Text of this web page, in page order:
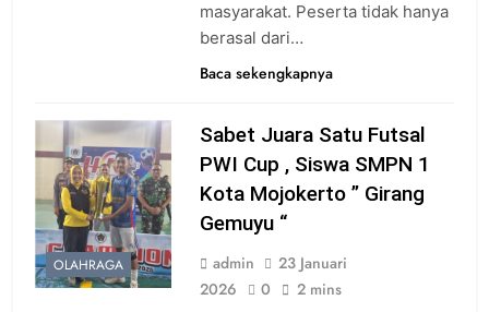
masyarakat. Peserta tidak hanya
berasal dari…
Baca sekengkapnya
OLAHRAGA
Sabet Juara Satu Futsal
PWI Cup , Siswa SMPN 1
Kota Mojokerto ” Girang
Gemuyu “
admin
23 Januari
2026
0 2 mins